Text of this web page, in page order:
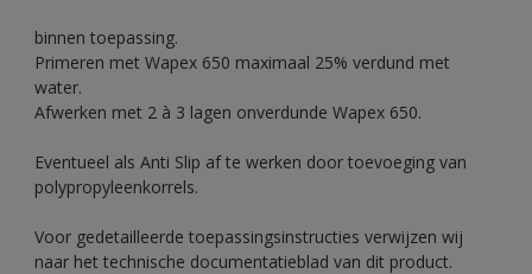
binnen toepassing.
Primeren met Wapex 650 maximaal 25% verdund met
water.
Afwerken met 2 à 3 lagen onverdunde Wapex 650.
Eventueel als Anti Slip af te werken door toevoeging van
polypropyleenkorrels.
Voor gedetailleerde toepassingsinstructies verwijzen wij
naar het technische documentatieblad van dit product.